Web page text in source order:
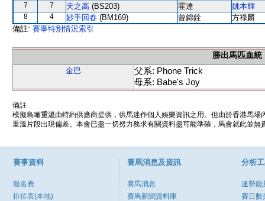
7 7 天之高 (BS203) 霍達 姚本輝
8 4 妙手回春 (BM169) 曾錦銓
方祿麟
備註: 賽事特別情況索引
勝出馬匹血統
金巴
父系: Phone Trick
母系: Babe's Joy
備註
模擬鳥瞰重溫由特約供應商提供，供馬迷作個人娛樂資訊之用。但由於香港馬
重溫片段出現偏差。本會已盡一切努力務求有關資料盡可能準確，馬會就此並
賽事資料
報名表
排位表(本地)
賽馬消息及資訊
賽馬消息
賽馬新聞資料庫
分析
速勢能
賽日數